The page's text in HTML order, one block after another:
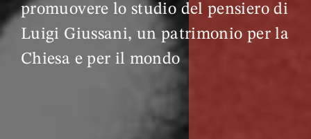
promuovere lo studio del pensiero di
Luigi Giussani, un patrimonio per la
Chiesa e per il mondo